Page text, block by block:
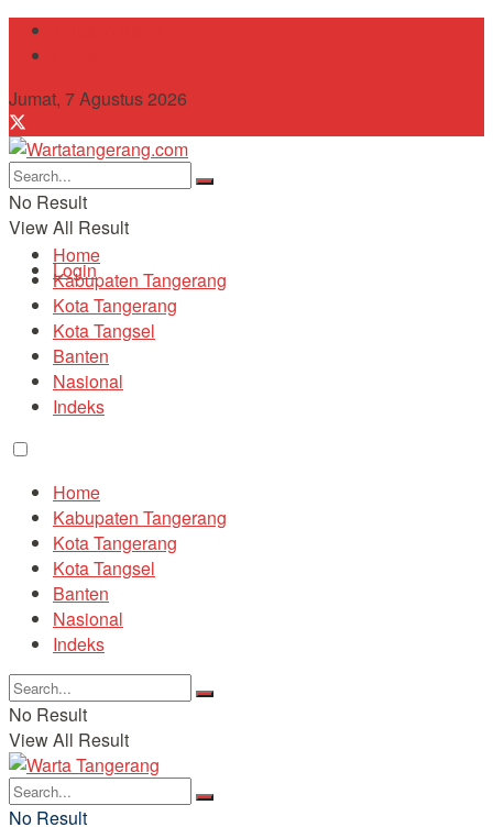
Jumat, 7 Agustus 2026
No Result
View All Result
Login
Home
Kabupaten Tangerang
Kota Tangerang
Kota Tangsel
Banten
Nasional
Indeks
Home
Kabupaten Tangerang
Kota Tangerang
Kota Tangsel
Banten
Nasional
Indeks
No Result
View All Result
No Result